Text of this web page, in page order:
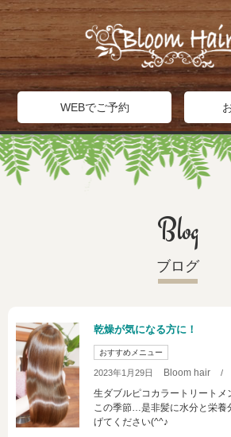
WEBでご予約
Blog
ブログ
乾燥が気になる方に！
おすすめメニュー
2023年1月29日 Bloom hair /
生ダブルピコカラートリートメ
この季節…是非髪に水分と栄養
げてください(^^♪